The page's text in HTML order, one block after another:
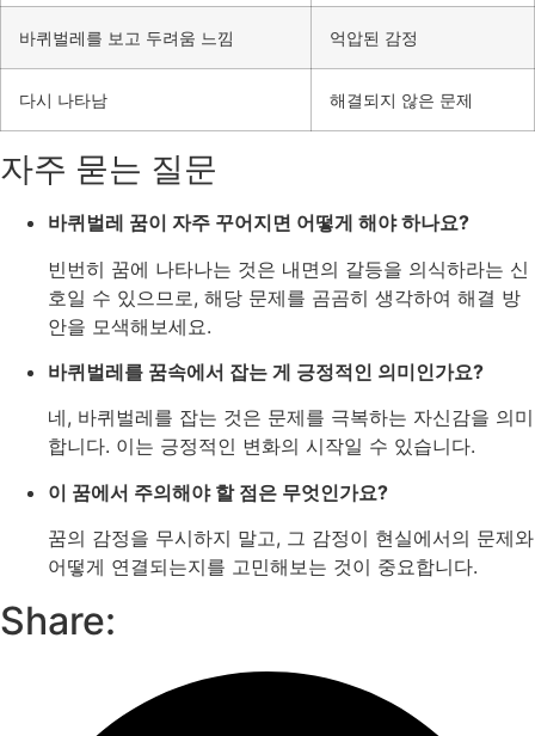
바퀴벌레를 보고 두려움 느낌 억압된 감정
다시 나타남 해결되지 않은 문제
자주 묻는 질문
바퀴벌레 꿈이 자주 꾸어지면 어떻게 해야 하나요?
빈번히 꿈에 나타나는 것은 내면의 갈등을 의식하라는 신
호일 수 있으므로, 해당 문제를 곰곰히 생각하여 해결 방
안을 모색해보세요.
바퀴벌레를 꿈속에서 잡는 게 긍정적인 의미인가요?
네, 바퀴벌레를 잡는 것은 문제를 극복하는 자신감을 의미
합니다. 이는 긍정적인 변화의 시작일 수 있습니다.
이 꿈에서 주의해야 할 점은 무엇인가요?
꿈의 감정을 무시하지 말고, 그 감정이 현실에서의 문제와
어떻게 연결되는지를 고민해보는 것이 중요합니다.
Share: